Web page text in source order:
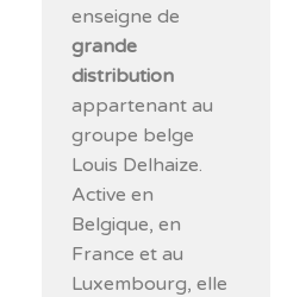
enseigne de
grande
distribution
appartenant au
groupe belge
Louis Delhaize.
Active en
Belgique, en
France et au
Luxembourg, elle